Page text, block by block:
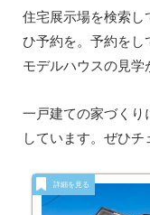
住宅展示場を検索し
ひ予約を。予約をし
モデルハウスの見学
一戸建ての家づくり
しています。ぜひチ